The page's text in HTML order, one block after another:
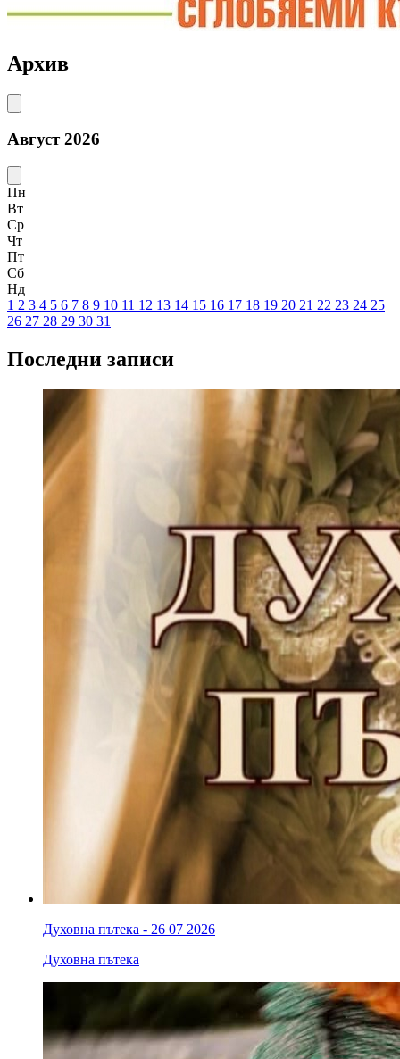
Архив
Август 2026
Пн
Вт
Ср
Чт
Пт
Сб
Нд
1 2 3 4 5 6 7 8 9 10 11 12 13 14 15 16 17 18 19 20 21 22 23 24 25
26 27 28 29 30 31
Последни записи
Духовна пътека - 26 07 2026
Духовна пътека